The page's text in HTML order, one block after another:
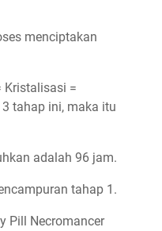
menciptakan
Kristalisasi =
tahap ini, maka itu
adalah 96 jam.
tahap 1.
Pill Necromancer